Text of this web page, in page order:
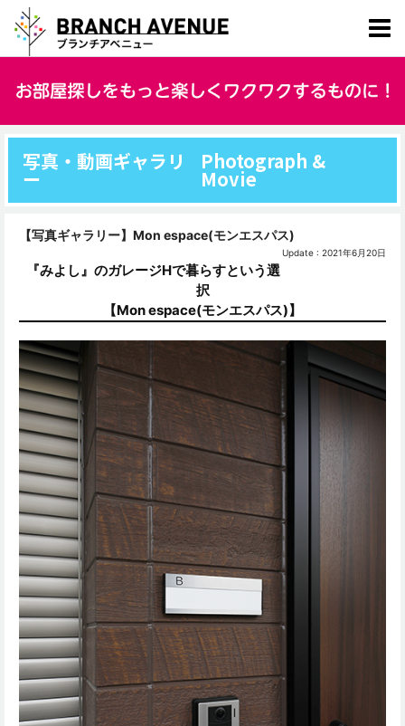
写真・動画ギャラリ
ー
Photograph &
Movie
【写真ギャラリー】Mon espace(モンエスパス)
Update : 2021年6月20日
『みよし』のガレージHで暮らすという選
択
【Mon espace(モンエスパス)】